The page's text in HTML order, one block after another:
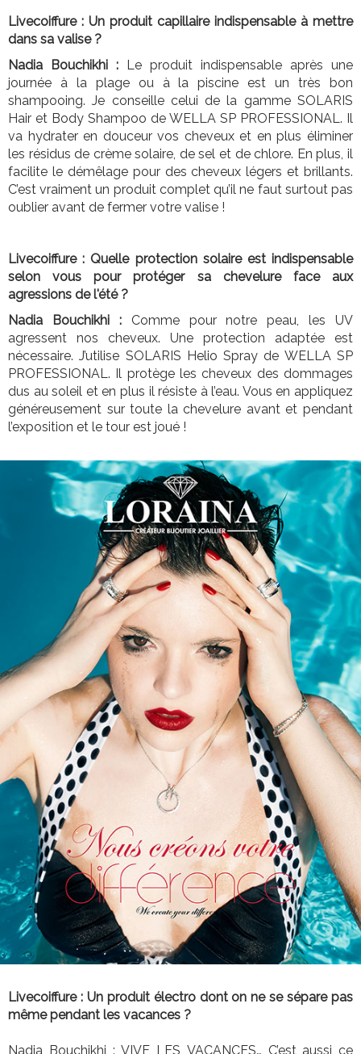
Livecoiffure : Un produit capillaire indispensable à mettre
dans sa valise ?
Nadia Bouchikhi : Le produit indispensable après une
journée à la plage ou à la piscine est un très bon
shampooing. Je conseille celui de la gamme SOLARIS
Hair et Body Shampoo de WELLA SP PROFESSIONAL. Il
va hydrater en douceur vos cheveux et en plus éliminer
les résidus de crème solaire, de sel et de chlore. En plus, il
facilite le démêlage pour des cheveux légers et brillants.
C’est vraiment un produit complet qu’il ne faut surtout pas
oublier avant de fermer votre valise !
Livecoiffure : Quelle protection solaire est indispensable
selon vous pour protéger sa chevelure face aux
agressions de l'été ?
Nadia Bouchikhi :Comme pour notre peau, les UV
agressent nos cheveux. Une protection adaptée est
nécessaire. J’utilise SOLARIS Helio Spray de WELLA SP
PROFESSIONAL. Il protège les cheveux des dommages
dus au soleil et en plus il résiste à l’eau. Vous en appliquez
généreusement sur toute la chevelure avant et pendant
l’exposition et le tour est joué !
Livecoiffure : Un produit électro dont on ne se sépare pas
même pendant les vacances ?
Nadia Bouchikhi : VIVE LES VACANCES… C’est aussi ce